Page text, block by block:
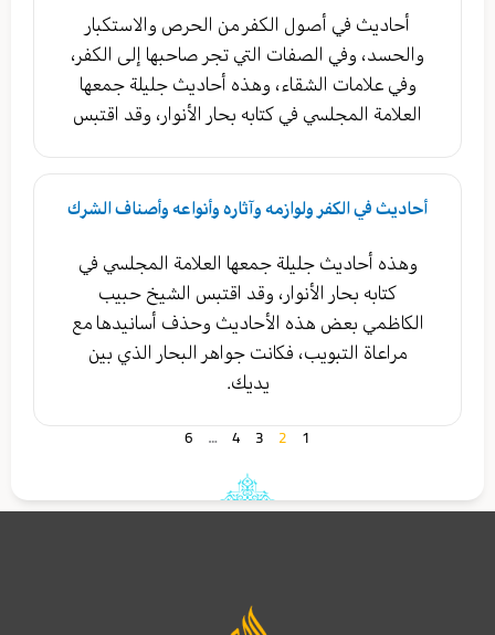
أحاديث في أصول الكفر من الحرص والاستكبار
والحسد، وفي الصفات التي تجر صاحبها إلى الكفر،
وفي علامات الشقاء، وهذه أحاديث جليلة جمعها
العلامة المجلسي في كتابه بحار الأنوار، وقد اقتبس
أحاديث في الكفر ولوازمه وآثاره وأنواعه وأصناف الشرك
وهذه أحاديث جليلة جمعها العلامة المجلسي في
كتابه بحار الأنوار، وقد اقتبس الشيخ حبيب
الكاظمي بعض هذه الأحاديث وحذف أسانيدها مع
مراعاة التبويب، فكانت جواهر البحار الذي بين
يديك.
1
2
3
4
…
6